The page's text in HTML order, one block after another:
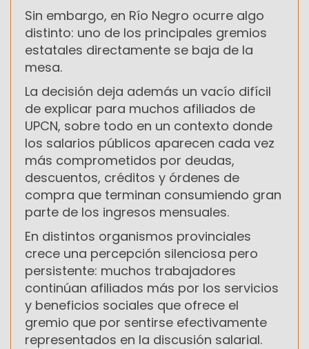
Sin embargo, en Río Negro ocurre algo
distinto: uno de los principales gremios
estatales directamente se baja de la
mesa.
La decisión deja además un vacío difícil
de explicar para muchos afiliados de
UPCN, sobre todo en un contexto donde
los salarios públicos aparecen cada vez
más comprometidos por deudas,
descuentos, créditos y órdenes de
compra que terminan consumiendo gran
parte de los ingresos mensuales.
En distintos organismos provinciales
crece una percepción silenciosa pero
persistente: muchos trabajadores
continúan afiliados más por los servicios
y beneficios sociales que ofrece el
gremio que por sentirse efectivamente
representados en la discusión salarial.